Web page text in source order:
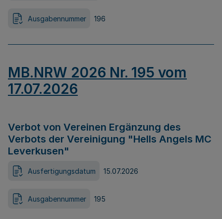
Ausgabennummer 196
MB.NRW 2026 Nr. 195 vom
17.07.2026
Verbot von Vereinen Ergänzung des
Verbots der Vereinigung "Hells Angels MC
Leverkusen"
Ausfertigungsdatum 15.07.2026
Ausgabennummer 195